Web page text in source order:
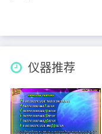
仪器推荐